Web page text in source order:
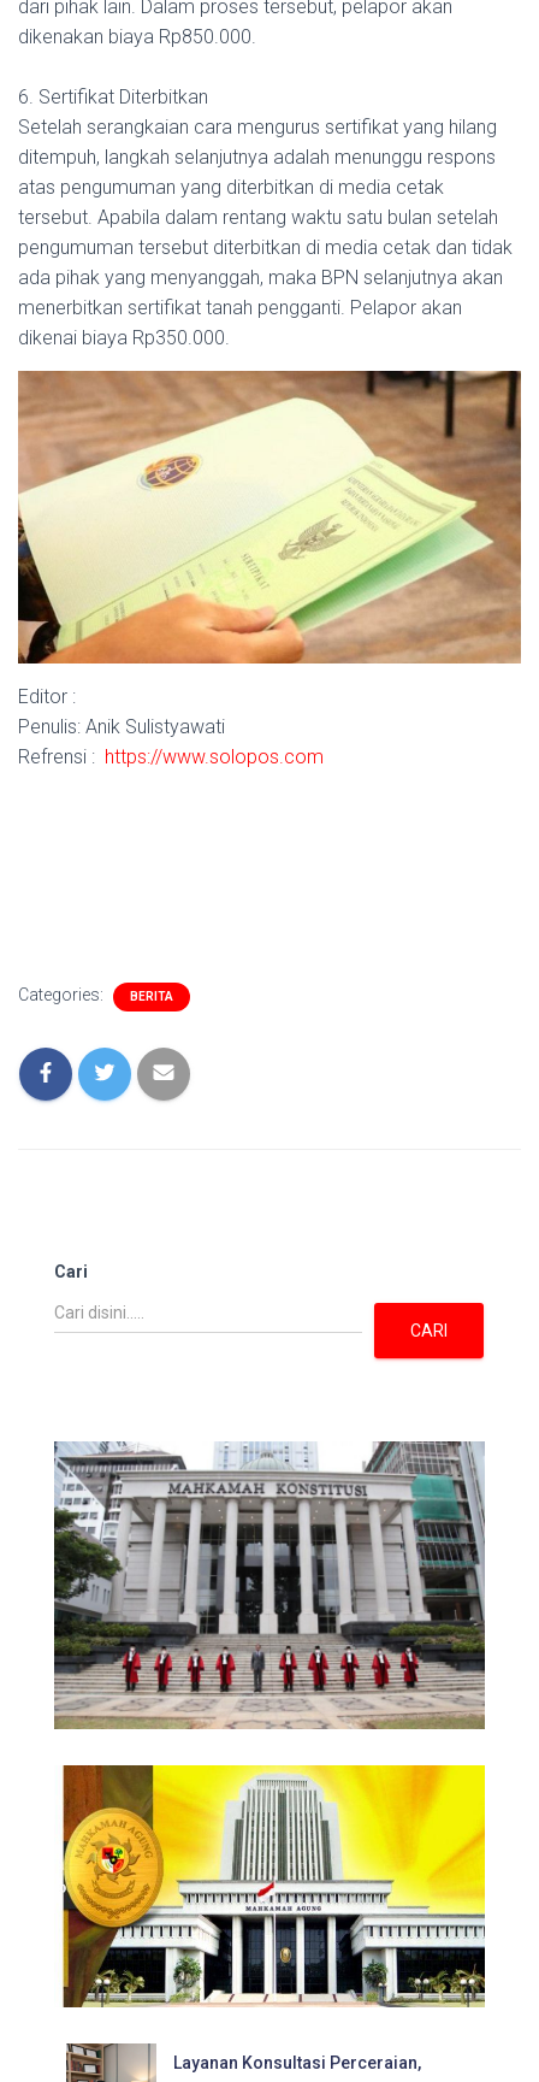
dari pihak lain. Dalam proses tersebut, pelapor akan
dikenakan biaya Rp850.000.
6. Sertifikat Diterbitkan
Setelah serangkaian cara mengurus sertifikat yang hilang
ditempuh, langkah selanjutnya adalah menunggu respons
atas pengumuman yang diterbitkan di media cetak
tersebut. Apabila dalam rentang waktu satu bulan setelah
pengumuman tersebut diterbitkan di media cetak dan tidak
ada pihak yang menyanggah, maka BPN selanjutnya akan
menerbitkan sertifikat tanah pengganti. Pelapor akan
dikenai biaya Rp350.000.
Editor :
Penulis: Anik Sulistyawati
Refrensi : https://www.solopos.com
Categories: BERITA
Cari
CARI
Layanan Konsultasi Perceraian,